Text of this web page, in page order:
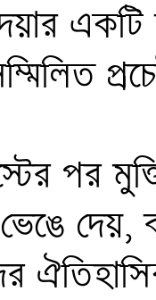
একটি
ভেঙে